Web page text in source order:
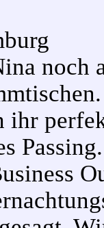
noch
ihr